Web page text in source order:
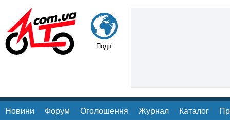
Події
Новини Форум Оголошення Журнал Каталог